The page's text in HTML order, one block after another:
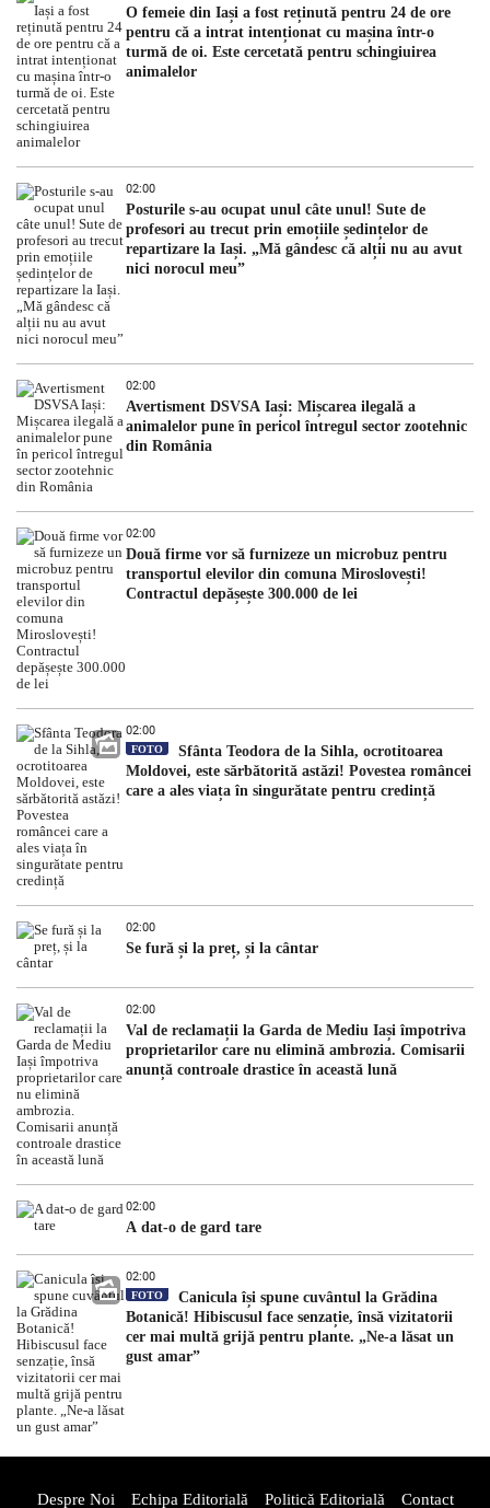
O femeie din Iași a fost reținută pentru 24 de ore
pentru că a intrat intenționat cu mașina într-o
turmă de oi. Este cercetată pentru schingiuirea
animalelor
02:00
Posturile s-au ocupat unul câte unul! Sute de
profesori au trecut prin emoțiile ședințelor de
repartizare la Iași. „Mă gândesc că alții nu au avut
nici norocul meu”
02:00
Avertisment DSVSA Iași: Mișcarea ilegală a
animalelor pune în pericol întregul sector zootehnic
din România
02:00
Două firme vor să furnizeze un microbuz pentru
transportul elevilor din comuna Miroslovești!
Contractul depășește 300.000 de lei
02:00
FOTO
Sfânta Teodora de la Sihla, ocrotitoarea
Moldovei, este sărbătorită astăzi! Povestea româncei
care a ales viața în singurătate pentru credință
02:00
Se fură și la preț, și la cântar
02:00
Val de reclamații la Garda de Mediu Iași împotriva
proprietarilor care nu elimină ambrozia. Comisarii
anunță controale drastice în această lună
02:00
A dat-o de gard tare
02:00
FOTO
Canicula își spune cuvântul la Grădina
Botanică! Hibiscusul face senzație, însă vizitatorii
cer mai multă grijă pentru plante. „Ne-a lăsat un
gust amar”
Despre Noi Echipa Editorială Politică Editorială Contact